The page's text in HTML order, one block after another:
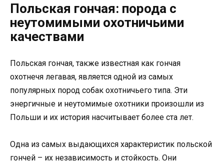
Польская гончая: порода с
неутомимыми охотничьими
качествами
Польская гончая, также известная как гончая
охотнечя легавая, является одной из самых
популярных пород собак охотничьего типа. Эти
энергичные и неутомимые охотники произошли из
Польши и их история насчитывает более ста лет.
Одна из самых выдающихся характеристик польской
гончей – их независимость и стойкость. Они